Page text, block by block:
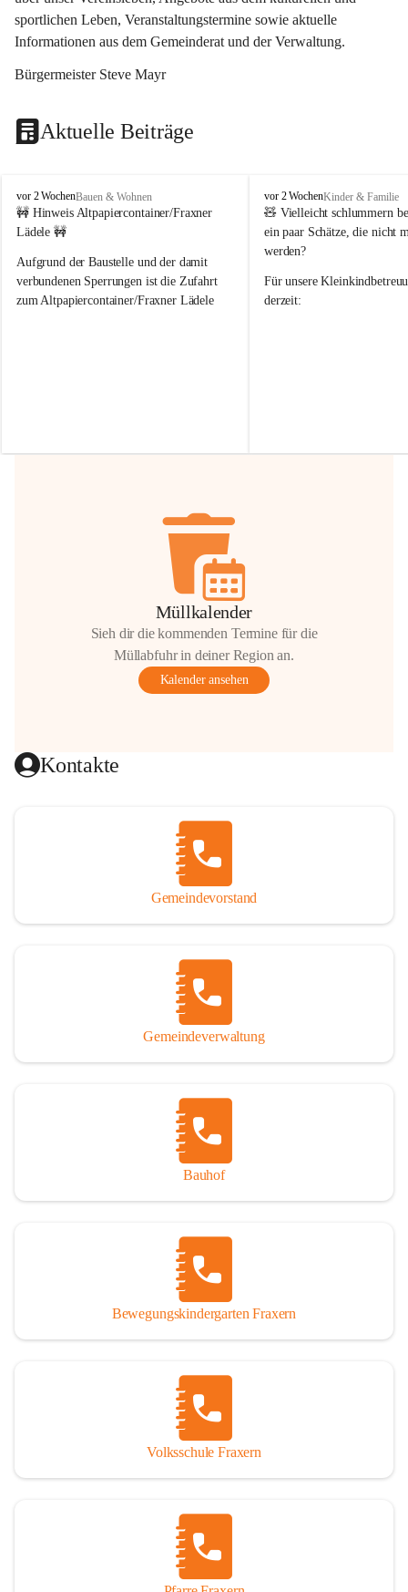
sportlichen Leben, Veranstaltungstermine sowie aktuelle
Informationen aus dem Gemeinderat und der Verwaltung.
Bürgermeister Steve Mayr
Aktuelle Beiträge
F
r
a
e
r
n
vor 2 WochenBauen & Wohnen
🚧 Hinweis Altpapiercontainer/Fraxner
Lädele 🚧
Aufgrund der Baustelle und der damit
verbundenen Sperrungen ist die Zufahrt
zum Altpapiercontainer/Fraxner Lädele
Hilfsbereitschaft!
F
r
a
x
r
n
vor 2 WochenKinder & Familie
🧸 Vielleicht schlummern
ein paar Schätze, die nicht
werden?
Für unsere
derzeit:
Müllkalender
Sieh dir die kommenden Termine für die
Müllabfuhr in deiner Region an.
Kalender ansehen
Kontakte
Gemeindevorstand
Gemeindeverwaltung
Bauhof
Bewegungskindergarten Fraxern
Volksschule Fraxern